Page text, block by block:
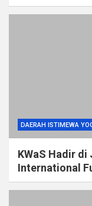
DAERAH ISTIMEWA
KWaS Hadir di
International